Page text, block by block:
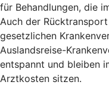
für Behandlungen, die
Auch der
gesetzlichen
Auslandsreise-
entspannt und bleiben
Arztkosten sitzen.